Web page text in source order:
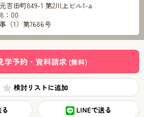
吉田町849-1 第2川上ビル1-a
：00
（1）第7686号
学予約・資料請求 (無料)
検討リスト
LINEで送る